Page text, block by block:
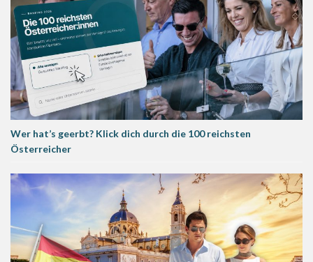
Wer hat’s geerbt? Klick dich durch die 100 reichsten
Österreicher